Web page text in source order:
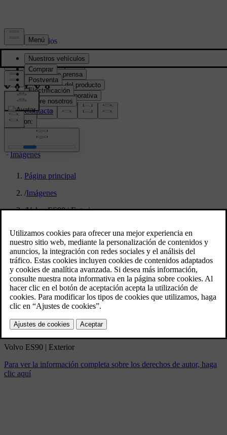
Prensa y Medios
Material de prensa
Información del producto
Información corporativa
Contacto de medios
location:
PY
Imágenes
Página principal
/Imágenes
/Volvo ES90 | Exterior
Volvo ES90 | Exterior
3/5/2025
Marcador
Compartir
Descargar
Volvo ES90 | Exterior
Para ver la información completa sobre los derechos de autor, haga
clic aquí